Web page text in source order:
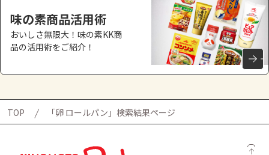
味の素商品活用術
おいしさ無限大！味の素KK商
品の活用術をご紹介！
TOP 「卵 ロールパン」検索結果ページ